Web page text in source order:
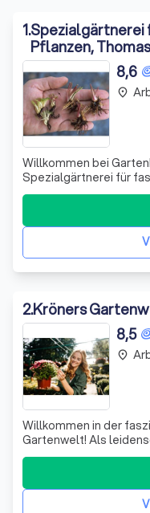
1.Spezialgärtnerei
Pflanzen,
8,6
Willkommen bei
Spezialgärtnerei für
Pflanzen! Seit über 25
leidenschaftlich für
möchten auch Sie in
umfangreiche
place
2.Kröners
8,5
Willkommen in der
Gartenwelt! Als
Landschaftsbau-
erstklassige
Möglichkeit, Ihre
der fachkundigen
place